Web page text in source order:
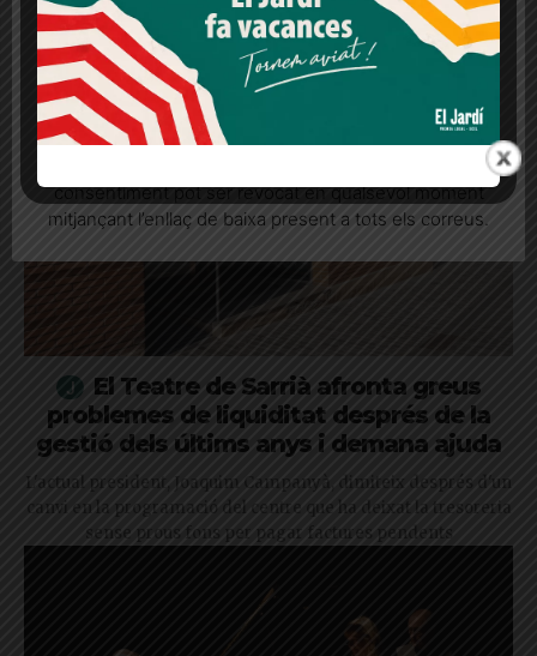
El Teatre de Sarrià afronta greus
problemes de liquiditat després de la
gestió dels últims anys i demana ajuda
L'actual president, Joaquim Campanyà, dimiteix després d'un
canvi en la programació del centre que ha deixat la tresoreria
sense prous fons per pagar factures pendents
Més informació Acceptar Rebutjar tot
Quan l’usuari crea un compte al Diari el Jardí, dona el
seu consentiment explícit per rebre comunicacions
consentiment pot ser revocat en qualsevol moment
mitjançant l’enllaç de baixa present a tots els correus.